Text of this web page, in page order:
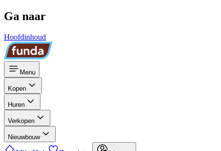
Ga naar
Hoofdinhoud
Menu
Kopen
Huren
Verkopen
Nieuwbouw